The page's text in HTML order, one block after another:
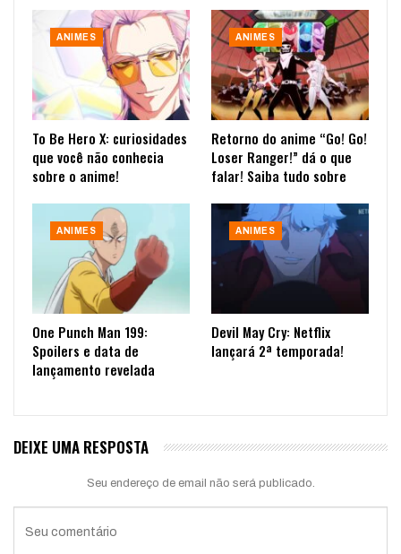
ANIMES
To Be Hero X: curiosidades
que você não conhecia
sobre o anime!
ANIMES
Retorno do anime “Go! Go!
Loser Ranger!” dá o que
falar! Saiba tudo sobre
ANIMES
One Punch Man 199:
Spoilers e data de
lançamento revelada
ANIMES
Devil May Cry: Netflix
lançará 2ª temporada!
DEIXE UMA RESPOSTA
Seu endereço de email não será publicado.